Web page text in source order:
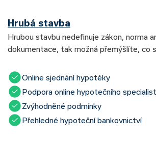
Hrubá stavba
Hrubou stavbu nedefinuje zákon, norma
dokumentace, tak možná přemýšlíte, co
Online sjednání hypotéky
Podpora online hypotečního
Zvýhodněné podmínky
Přehledné hypoteční bankovnictví